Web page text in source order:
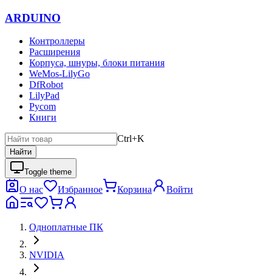
ARDUINO
Контроллеры
Расширения
Корпуса, шнуры, блоки питания
WeMos-LilyGo
DfRobot
LilyPad
Pycom
Книги
Ctrl+K
Найти
Toggle theme
О нас Избранное Корзина Войти
Одноплатные ПК
NVIDIA